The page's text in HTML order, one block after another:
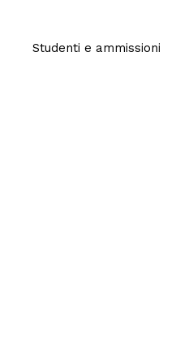
Studenti e ammissioni